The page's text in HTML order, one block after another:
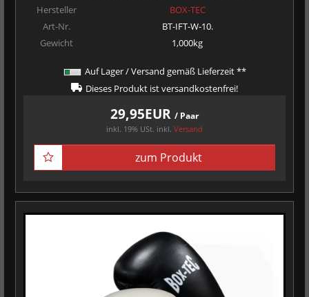
Hersteller
BOX-TEC
Art-Nr.
BT-IFT-W-10.
Gewicht
1,000kg
Auf Lager / Versand gemäß Lieferzeit **
Dieses Produkt ist versandkostenfrei!
29,95EUR / Paar
inkl. 19% USt. inkl. Versand
zum Produkt